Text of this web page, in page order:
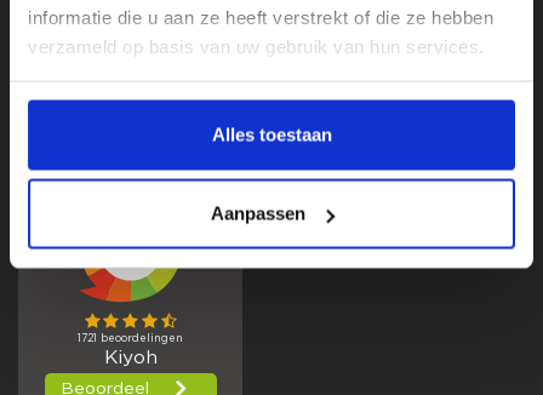
informatie die u aan ze heeft verstrekt of die ze hebben
verzameld op basis van uw gebruik van hun services.
Alles toestaan
Aanpassen
Categorieën